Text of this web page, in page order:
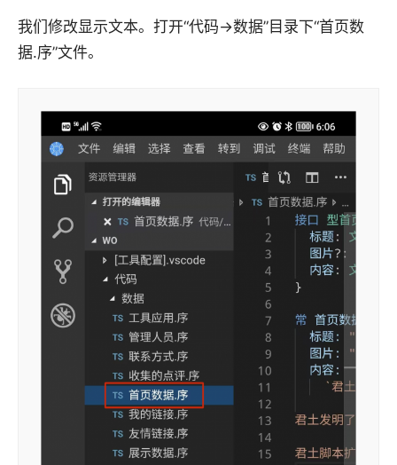
我们修改显示文本。打开“代码->数据”目录下“首页数
据.序”文件。